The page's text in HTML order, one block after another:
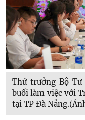
Thứ trưởng Bộ
buổi làm việc với
tại TP Đà